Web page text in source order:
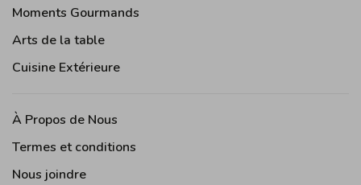
Moments Gourmands
Arts de la table
Cuisine Extérieure
À Propos de Nous
Termes et conditions
Nous joindre